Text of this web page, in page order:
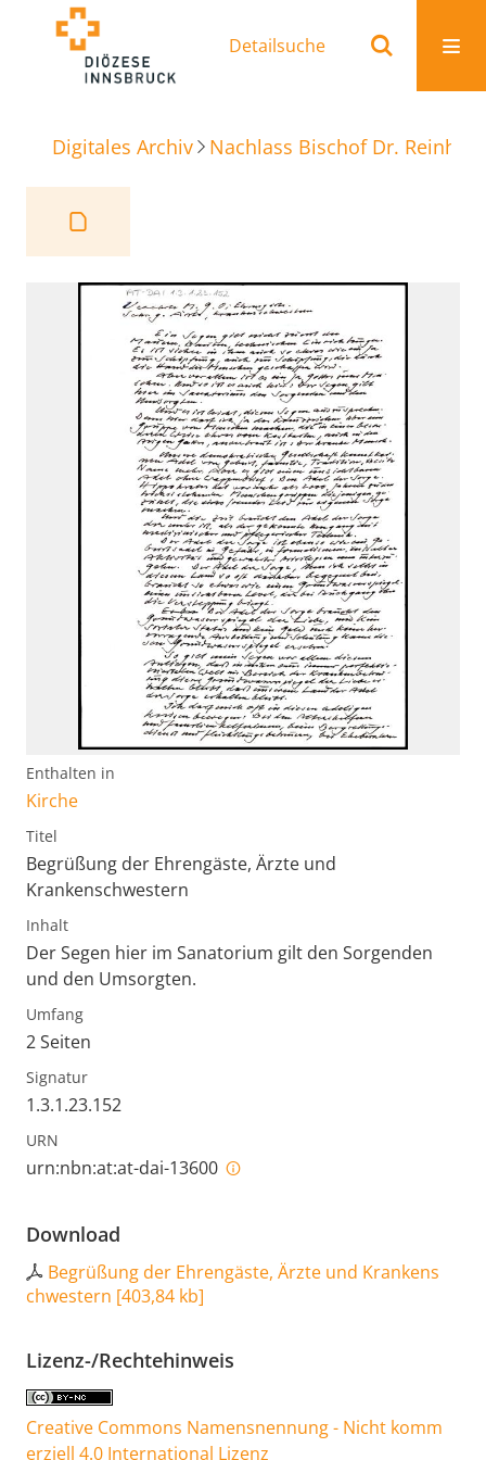
Detailsuche
Digitales Archiv Nachlass Bischof Dr.
Enthalten in
Kirche
Titel
Begrüßung der Ehrengäste, Ärzte und
Krankenschwestern
Inhalt
Der Segen hier im Sanatorium gilt den Sorgenden
und den Umsorgten.
Umfang
2 Seiten
Signatur
1.3.1.23.152
URN
urn:nbn:at:at-dai-13600
Download
Begrüßung der Ehrengäste, Ärzte und Krankens
chwestern [403,84 kb]
Lizenz-/Rechtehinweis
Creative Commons Namensnennung - Nicht komm
erziell 4.0 International Lizenz